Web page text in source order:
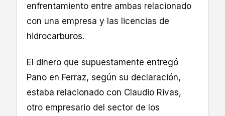
enfrentamiento entre ambas relacionado
con una empresa y las licencias de
hidrocarburos.
El dinero que supuestamente entregó
Pano en Ferraz, según su declaración,
estaba relacionado con Claudio Rivas,
otro empresario del sector de los